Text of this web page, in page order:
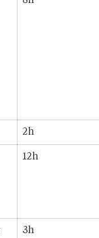
2h
12h
3h